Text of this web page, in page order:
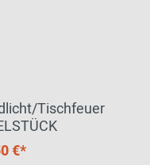
Tischfeuer
€*